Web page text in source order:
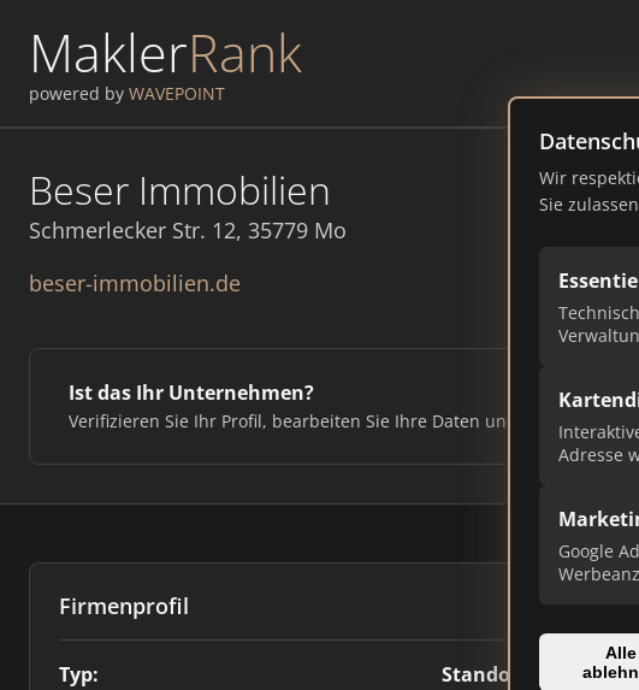
MaklerRank
powered by WAVEPOINT
Wir
Sie
Adresse
Google
Alle
Beser Immobilien
Schmerlecker Str. 12, 35779 Mo
beser-immobilien.de
Ist das Ihr Unternehmen?
Verifizieren Sie Ihr Profil, bearbeiten Sie Ihre Daten und erhalten Sie
Firmenprofil
Typ:
Standort: